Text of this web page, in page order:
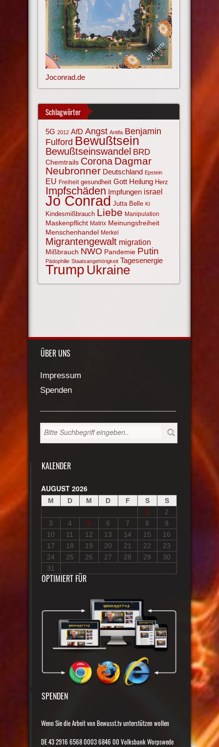
Joconrad.de
Schlagwörter
5G 2012 AfD Angst Antifa Benjamin
Fulford Bewußtsein
Bewußtseinswandel BRD
Chemtrails Corona Dagmar
Neubronner Deutschland Epstein
EU Freiheit gesundheit Gott Heilung Herz
Impfschäden Impfungen israel
Jo Conrad Jutta Belle KI
Kindesmißbrauch Liebe Manipulation
Maskenpflicht Matrix Meinungsfreiheit
Menschenhandel Merkel
Migrantengewalt migration
Mißbrauch NWO Pandemie Putin
Pädophilie Staatsangehörigkeit Tagesenergie
Trump Ukraine
ÜBER UNS
Impressum
Spenden
KALENDER
AUGUST 2026
M D M D F S
S
1
2
3
4 5 6 7 8
9
10
11 12 13 14 15
16
17
18 19 20 21 22
23
24
25 26 27 28 29
30
31
OPTIMIERT FÜR
SPENDEN
Wenn Sie die Arbeit von Bewusst.tv unterstützen wollen
DE 43 2916 6568 0003 6846 00 Volksbank Worpswede